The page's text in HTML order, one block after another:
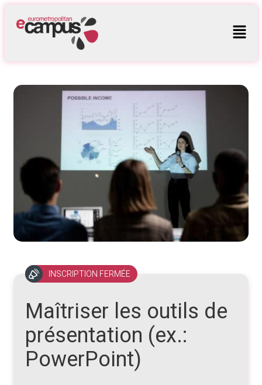
INSCRIPTION FERMÉE
Maîtriser les outils de
présentation (ex.:
PowerPoint)